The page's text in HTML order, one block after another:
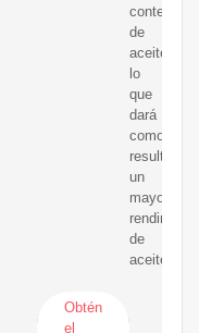
contenido
de
aceite,
lo
que
dará
como
resultado
un
mayor
de
aceite.
Obtén
el